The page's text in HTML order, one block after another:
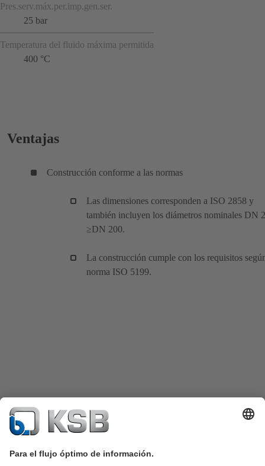
Pres.serv.máx.per.imp.gen.ser.
25 bar
Temperatura del fluido máxima permitida
400 °C
Ventajas
Construcción conforme a las normas
Las dimensiones corresponden a ISO 2858 y
también incluyen los diámetros nominales DN
≥DN 200.
La construcción cumple con los requisitos
norma ISO 5199.